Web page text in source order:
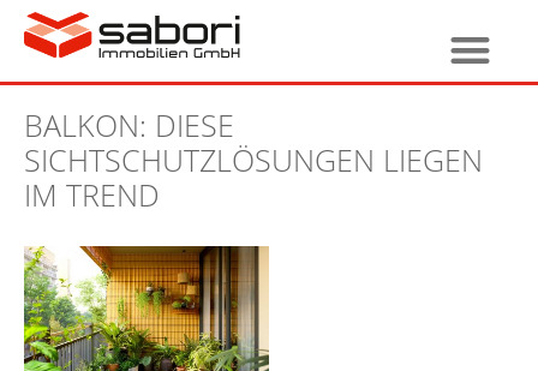
BALKON: DIESE
SICHTSCHUTZLÖSUNGEN LIEGEN
IM TREND